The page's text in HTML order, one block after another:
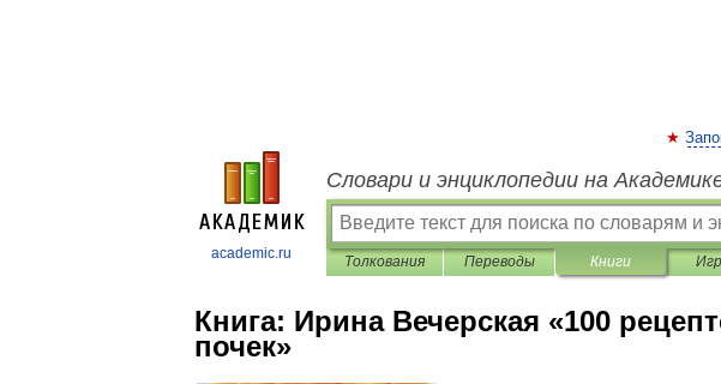
academic.ru
Словари и энциклопедии на
Толкования Переводы Книги
Книга: Ирина Вечерская «100
почек»